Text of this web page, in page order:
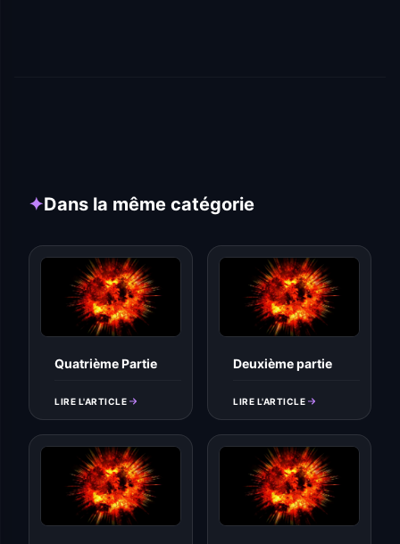
✦Dans la même catégorie
Quatrième Partie
LIRE L'ARTICLE
Deuxième partie
LIRE L'ARTICLE